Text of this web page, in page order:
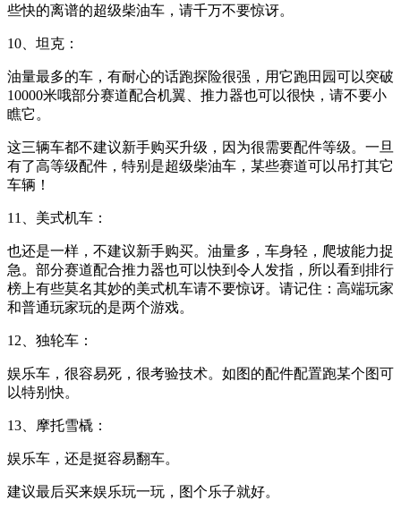
些快的离谱的超级柴油车，请千万不要惊讶。
10、坦克：
油量最多的车，有耐心的话跑探险很强，用它跑田园可以突破
10000米哦部分赛道配合机翼、推力器也可以很快，请不要小
瞧它。
这三辆车都不建议新手购买升级，因为很需要配件等级。一旦
有了高等级配件，特别是超级柴油车，某些赛道可以吊打其它
车辆！
11、美式机车：
也还是一样，不建议新手购买。油量多，车身轻，爬坡能力捉
急。部分赛道配合推力器也可以快到令人发指，所以看到排行
榜上有些莫名其妙的美式机车请不要惊讶。请记住：高端玩家
和普通玩家玩的是两个游戏。
12、独轮车：
娱乐车，很容易死，很考验技术。如图的配件配置跑某个图可
以特别快。
13、摩托雪橇：
娱乐车，还是挺容易翻车。
建议最后买来娱乐玩一玩，图个乐子就好。